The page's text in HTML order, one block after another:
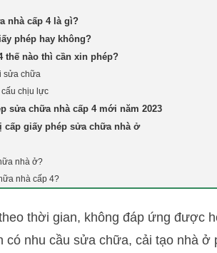
nhà cấp 4 là gì?
phép hay không?
thế nào thì cần xin phép?
sửa chữa
chịu lực
sửa chữa nhà cấp 4 mới năm 2023
giấy phép sửa chữa nhà ở
nhà ở?
nhà cấp 4?
thời gian, không đáp ứng được
có nhu cầu sửa chữa, cải tạo nhà ở